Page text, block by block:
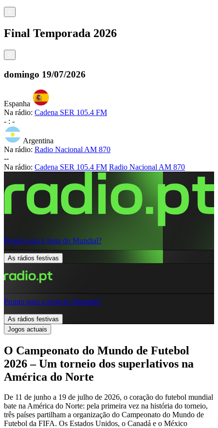
Final Temporada 2026
domingo 19/07/2026
Espanha
Na rádio: Cadena SER 105.4 FM
- : -
Argentina
Na rádio: Radio Nacional AM 870
--
Na rádio: Cadena SER 105.4 FM Radio Nacional AM 870
Pronto para a festa do Mundial?
As rádios festivas
Pronto para a festa do Mundial?
As rádios festivas
Jogos actuais
O Campeonato do Mundo de Futebol
2026 – Um torneio dos superlativos na
América do Norte
De 11 de junho a 19 de julho de 2026, o coração do futebol mundial
bate na América do Norte: pela primeira vez na história do torneio,
três países partilham a organização do Campeonato do Mundo de
Futebol da FIFA. Os Estados Unidos, o Canadá e o México